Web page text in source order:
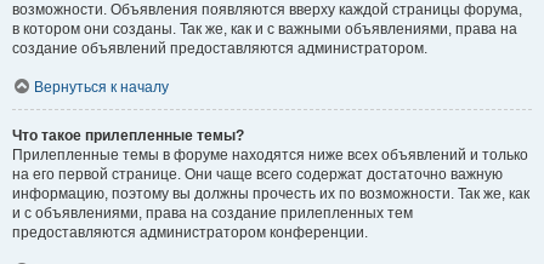
возможности. Объявления появляются вверху каждой страницы форума,
в котором они созданы. Так же, как и с важными объявлениями, права на
создание объявлений предоставляются администратором.
Вернуться к началу
Что такое прилепленные темы?
Прилепленные темы в форуме находятся ниже всех объявлений и только
на его первой странице. Они чаще всего содержат достаточно важную
информацию, поэтому вы должны прочесть их по возможности. Так же, как
и с объявлениями, права на создание прилепленных тем
предоставляются администратором конференции.